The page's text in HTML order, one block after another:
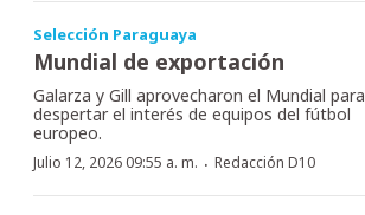
Selección Paraguaya
Mundial de exportación
Galarza y Gill aprovecharon el Mundial para
despertar el interés de equipos del fútbol
europeo.
Julio 12, 2026 09:55 a. m. · Redacción D10